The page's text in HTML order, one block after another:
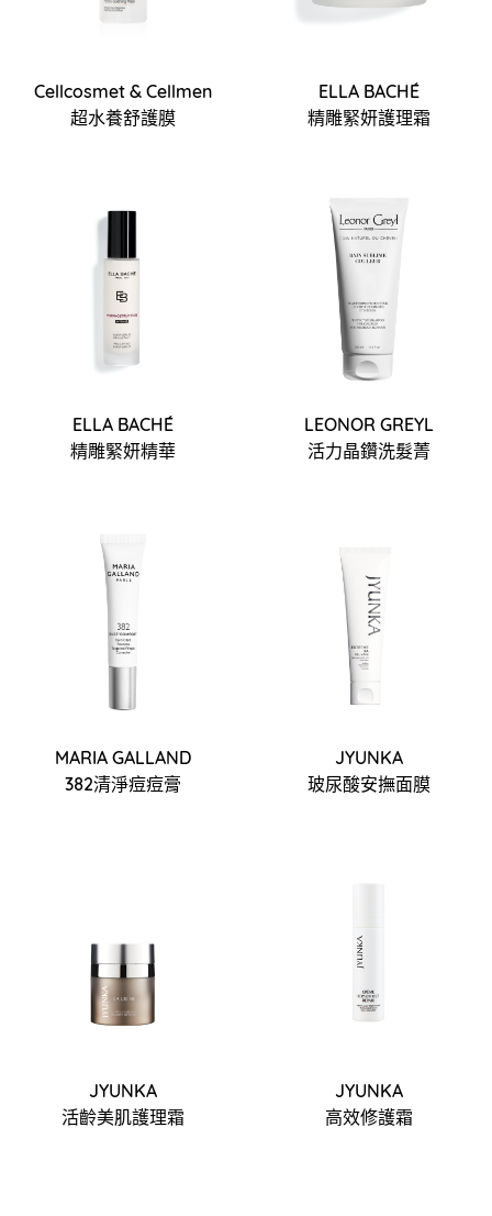
Cellcosmet & Cellmen
超水養舒護膜
ELLA BACHÉ
精雕緊妍護理霜
ELLA BACHÉ
精雕緊妍精華
LEONOR GREYL
活力晶鑽洗髮菁
MARIA GALLAND
382清淨痘痘膏
JYUNKA
玻尿酸安撫面膜
JYUNKA
活齡美肌護理霜
JYUNKA
高效修護霜